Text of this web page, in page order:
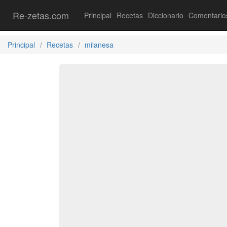
Re-zetas.com Principal Recetas Diccionario
Principal Recetas milanesa